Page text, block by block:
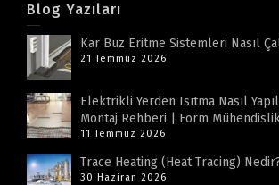
Blog Yazıları
Kar Buz Eritme Sistemleri Nasıl
21 Temmuz 2026
Elektrikli Yerden Isıtma Nasıl
Montaj Rehberi | Form
11 Temmuz 2026
Trace Heating (Heat Tracing)
30 Haziran 2026